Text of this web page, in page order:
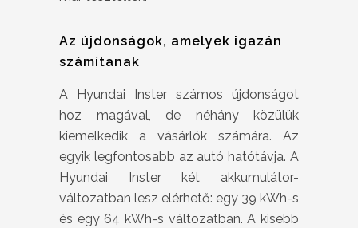
Az újdonságok, amelyek igazán
számítanak
A Hyundai Inster számos újdonságot
hoz magával, de néhány közülük
kiemelkedik a vásárlók számára. Az
egyik legfontosabb az autó hatótávja. A
Hyundai Inster két akkumulátor-
változatban lesz elérhető: egy 39 kWh-s
és egy 64 kWh-s változatban. A kisebb